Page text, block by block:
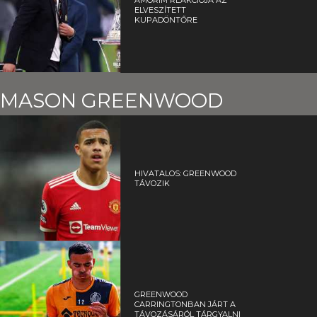
ELVESZÍTETT
KUPADÖNTŐRE
MASON GREENWOOD
HIVATALOS: GREENWOOD
TÁVOZIK
GREENWOOD
CARRINGTONBAN JÁRT A
TÁVOZÁSÁRÓL TÁRGYALNI